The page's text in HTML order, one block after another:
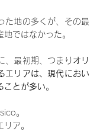
た地の多くが、その最
ではなかった。
、最初期、つまり オリ
エリアは、現代におい
ことが多い。
。
ア。